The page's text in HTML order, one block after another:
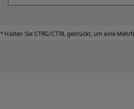
* Halten Sie STRG/CTRL gedrückt, um eine